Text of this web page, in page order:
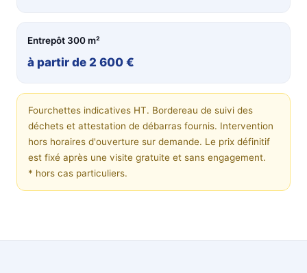
Entrepôt 300 m²
à partir de 2 600 €
Fourchettes indicatives HT. Bordereau de suivi des
déchets et attestation de débarras fournis. Intervention
hors horaires d'ouverture sur demande. Le prix définitif
est fixé après une visite gratuite et sans engagement.
* hors cas particuliers.